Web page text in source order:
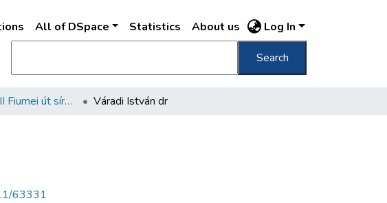
All of DSpace Statistics About us Log In
Search
Budapest VIII Fiumei út sírkert 2. rész Váradi István dr
63331